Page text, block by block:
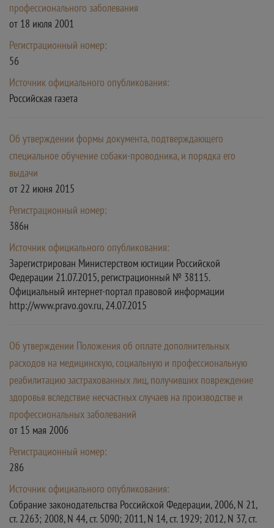
профессионального заболевания
от 18 июля 2001
Регистрационный номер:
56
Источник официального опубликования:
Российская газета
Об утверждении формы документа, подтверждающего
специальное обучение собаки-проводника, и порядка его
выдачи
от 22 июня 2015
Регистрационный номер:
386н
Источник официального опубликования:
Зарегистрирован Министерством юстиции Российской
Федерации 21.07.2015, регистрационный № 38115.
Официальный интернет-портал правовой информации
http://www.pravo.gov.ru, 24.07.2015
Об утверждении Положения об оплате дополнительных
расходов на медицинскую, социальную и профессиональную
реабилитацию застрахованных лиц, получивших повреждение
здоровья вследствие несчастных случаев на производстве и
профессиональных заболеваний
от 15 мая 2006
Регистрационный номер:
286
Источник официального опубликования:
Собрание законодательства Российской Федерации, 2006, N 21,
ст. 2263; 2008, N 44, ст. 5090; 2011, N 14, ст. 1929; 2012, N 37, ст.